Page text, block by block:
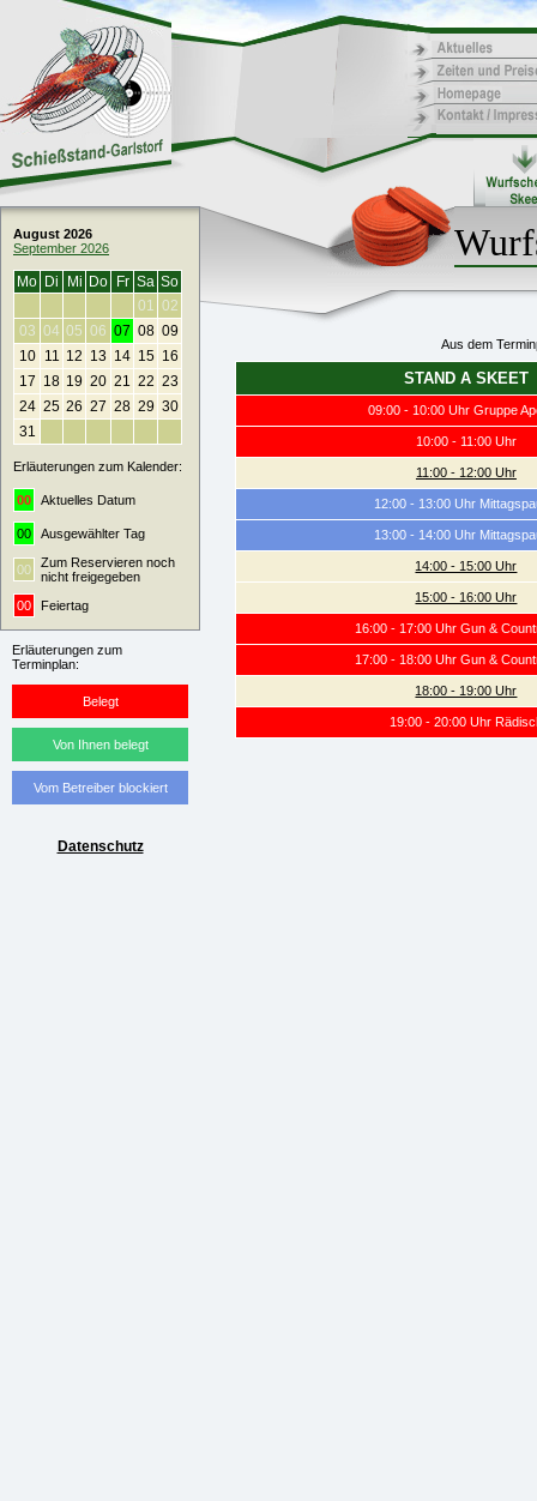
August 2026
September 2026
Mo Di Mi Do Fr Sa So
01 02
03 04 05 06 07 08 09
10
11 12 13 14 15 16
17 18 19 20 21 22 23
24 25 26 27 28 29 30
31
Erläuterungen zum Kalender:
00 Aktuelles Datum
00 Ausgewählter Tag
00
Zum Reservieren noch
nicht freigegeben
00
Feiertag
Erläuterungen zum
Terminplan:
Belegt
Von Ihnen belegt
Vom Betreiber blockiert
Datenschutz
Aus dem
STAND A SKEET
09:00 - 10:00 Uhr Gruppe
10:00 - 11:00 Uhr
11:00 - 12:00 Uhr
12:00 - 13:00 Uhr
13:00 - 14:00 Uhr
14:00 - 15:00 Uhr
15:00 - 16:00 Uhr
16:00 - 17:00 Uhr Gun &
17:00 - 18:00 Uhr Gun &
18:00 - 19:00 Uhr
19:00 - 20:00 Uhr